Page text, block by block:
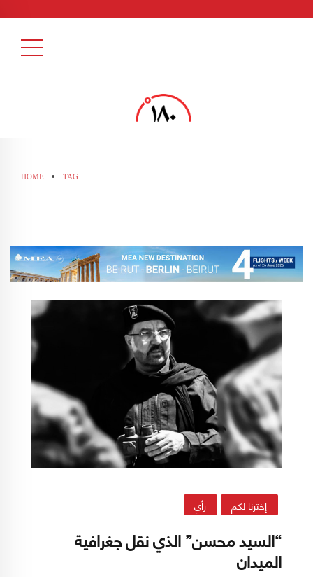
HOME TAG
إخترنا لكم رأي
“السيد محسن” الذي نقل جغرافية
الميدان